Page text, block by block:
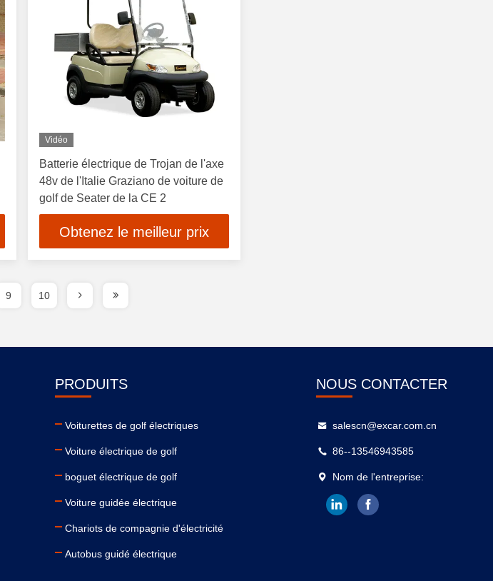
Vidéo
Batterie électrique de Trojan de l'axe
48v de l'Italie Graziano de voiture de
golf de Seater de la CE 2
Obtenez le meilleur prix
9 10
PRODUITS
Voiturettes de golf électriques
Voiture électrique de golf
boguet électrique de golf
Voiture guidée électrique
Chariots de compagnie d'électricité
Autobus guidé électrique
NOUS CONTACTER
salescn@excar.com.cn
86--13546943585
Nom de l'entreprise: